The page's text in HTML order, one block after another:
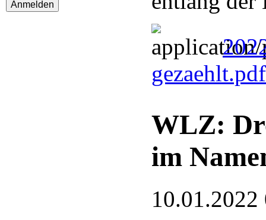
WLZ:
im
10.01.2022